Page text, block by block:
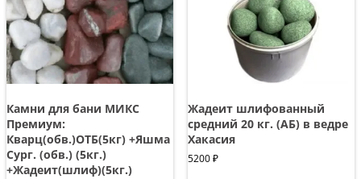
Камни для бани МИКС
Премиум:
Кварц(обв.)ОТБ(5кг) +Яшма
Сург. (обв.) (5кг.)
+Жадеит(шлиф)(5кг.)
Жадеит шлифованный
средний 20 кг. (АБ) в ведре
Хакасия
5200₽